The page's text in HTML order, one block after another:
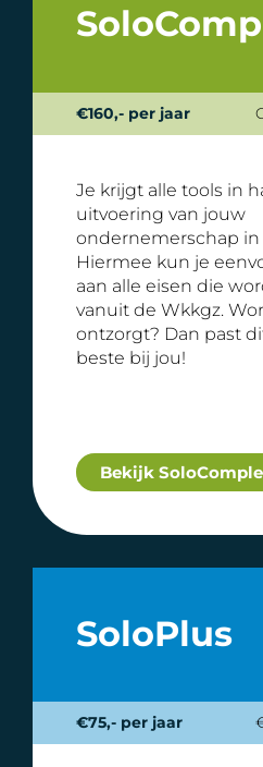
€160,- per jaar
Je krijgt alle tools in
uitvoering van jouw
ondernemerschap in
Hiermee kun je
aan alle eisen die
vanuit de Wkkgz.
ontzorgt? Dan past
beste bij jou!
Bekijk
SoloPlus
€75,- per jaar